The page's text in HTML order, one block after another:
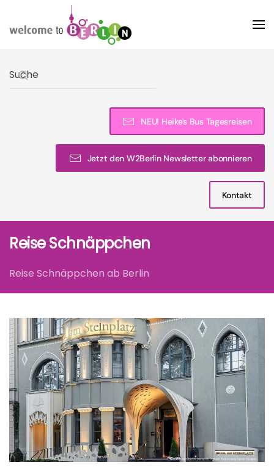
Skip to main content
NEU! Heike's Bus Tagesreisen
Jetzt den W2Berlin Newsletter abonnieren
Kontakt
Reise Schnäppchen
Reise Schnäppchen ab Berlin